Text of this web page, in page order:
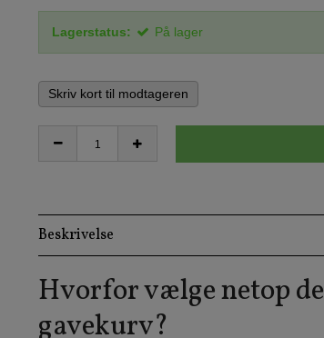
Lagerstatus: På lager
Skriv kort til modtageren
Beskrivelse
Hvorfor vælge netop
gavekurv?